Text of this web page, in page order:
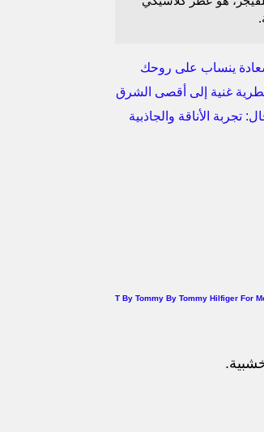
ينساب على روحك
غنية إلى أقصى الشرق
الأناقة والجاذبية
T By Tommy By Tommy Hilfiger For